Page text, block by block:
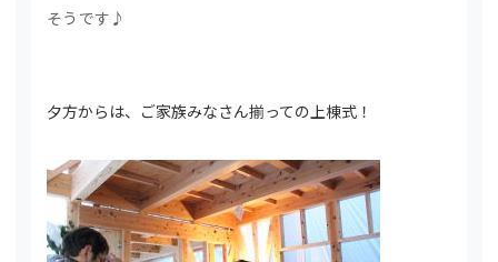
そうです♪
夕方からは、ご家族みなさん揃っての上棟式！